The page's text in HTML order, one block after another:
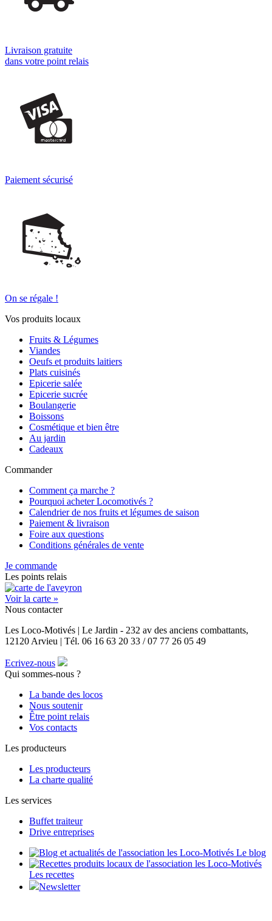
Livraison gratuite
dans votre point relais
Paiement sécurisé
On se régale !
Vos produits locaux
Fruits & Légumes
Viandes
Oeufs et produits laitiers
Plats cuisinés
Epicerie salée
Epicerie sucrée
Boulangerie
Boissons
Cosmétique et bien être
Au jardin
Cadeaux
Commander
Comment ça marche ?
Pourquoi acheter Locomotivés ?
Calendrier de nos fruits et légumes de saison
Paiement & livraison
Foire aux questions
Conditions générales de vente
Je commande
Les points relais
Voir la carte »
Nous contacter
Les Loco-Motivés | Le Jardin - 232 av des anciens combattants,
12120 Arvieu | Tél. 06 16 63 20 33 / 07 77 26 05 49
Ecrivez-nous
Qui sommes-nous ?
La bande des locos
Nous soutenir
Être point relais
Vos contacts
Les producteurs
Les producteurs
La charte qualité
Les services
Buffet traiteur
Drive entreprises
Le blog
Les recettes
Newsletter